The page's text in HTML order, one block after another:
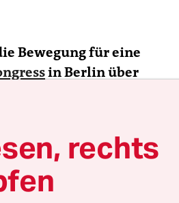
Bewegung für eine
in Berlin über
über 100.000 Höfe
fusionieren Bayer und
in Gefahr. Hier geht es
rechts